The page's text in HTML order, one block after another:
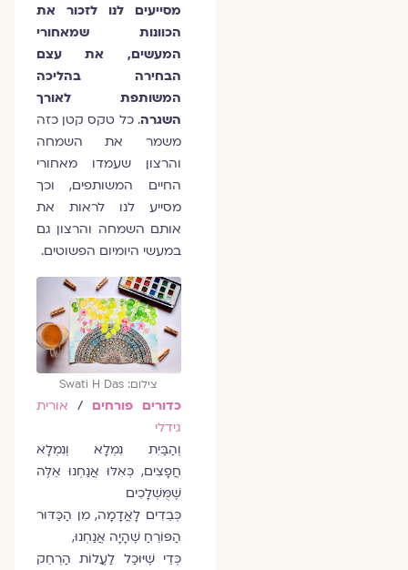
מסייעים לנו לזכור את
הכוונות שמאחורי
המעשים, את עצם
הבחירה בהליכה
המשותפת לאורך
השגרה. כל טקס קטן כזה
משמר את השמחה
והרצון שעמדו מאחורי
החיים המשותפים, וכך
מסייע לנו לראות את
אותם השמחה והרצון גם
במעשי היומיום הפשוטים.
צילום: Swati H Das
כדורים פורחים / אורית
גידלי
וְהַבַּיִת נִמְלָא וְנִמְלָא
חֲפָצִים, כְּאִלּוּ אֲנַחְנוּ אֵלֶּה
שֶׁמֻּשְׁלָכִים
כְּבֵדִים לָאֲדָמָה, מִן הַכַּדּוּר
הַפּוֹרֵחַ שֶׁהָיָה אֲנַחְנוּ,
כְּדֵי שֶׁיּוּכַל לַעֲלוֹת הַרְחֵק